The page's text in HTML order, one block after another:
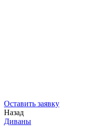
Оставить заявку
Назад
Диваны